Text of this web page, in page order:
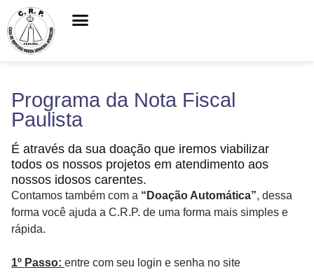
Programa da Nota Fiscal
Paulista
É através da sua doação que iremos viabilizar
todos os nossos projetos em atendimento aos
nossos idosos carentes.
Contamos também com a “Doação Automática”, dessa
forma você ajuda a C.R.P. de uma forma mais simples e
rápida.
1º Passo: entre com seu login e senha no site